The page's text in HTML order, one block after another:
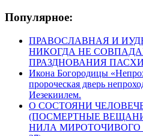
Популярное:
ПРАВОСЛАВНАЯ И
НИКОГДА НЕ
ПРАЗДНОВАНИЯ
Икона Богородицы
пророческая дверь
Иезекиилем.
О СОСТОЯНИ
(ПОСМЕРТНЫЕ
НИЛА МИРОТОЧИВОГО